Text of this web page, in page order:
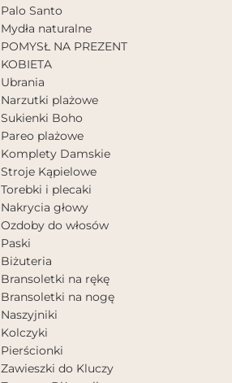
Palo Santo
Mydła naturalne
POMYSŁ NA PREZENT
KOBIETA
Ubrania
Narzutki plażowe
Sukienki Boho
Pareo plażowe
Komplety Damskie
Stroje Kąpielowe
Torebki i plecaki
Nakrycia głowy
Ozdoby do włosów
Paski
Biżuteria
Bransoletki na rękę
Bransoletki na nogę
Naszyjniki
Kolczyki
Pierścionki
Zawieszki do Kluczy